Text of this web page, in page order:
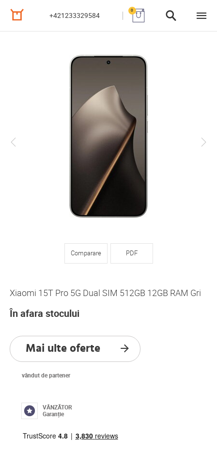
+421233329584
0
Comparare PDF
Xiaomi 15T Pro 5G Dual SIM 512GB 12GB RAM Gri
În afara stocului
Mai ulte oferte
vândut de partener
VÂNZĂTOR
Garanție